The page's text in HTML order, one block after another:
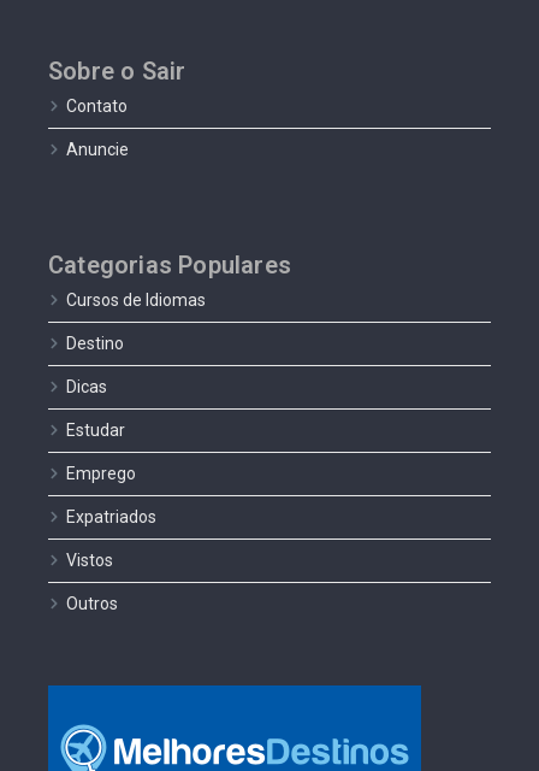
Sobre o Sair
Contato
Anuncie
Categorias Populares
Cursos de Idiomas
Destino
Dicas
Estudar
Emprego
Expatriados
Vistos
Outros